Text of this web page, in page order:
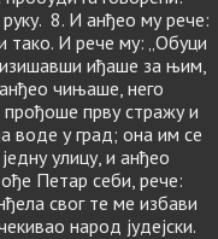
8. И анђео му рече:
тако. И рече му: „Обуци
иђаше за њим,
чињаше, него
прву стражу и
воде у град; она им се
улицу, и анђео
Петар себи, рече:
свог те ме избави
народ јудејски.